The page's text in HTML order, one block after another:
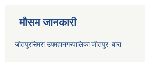
मौसम जानकारी
जीतपुरसिमरा उपमहानगरपालिका जीतपुर, बारा